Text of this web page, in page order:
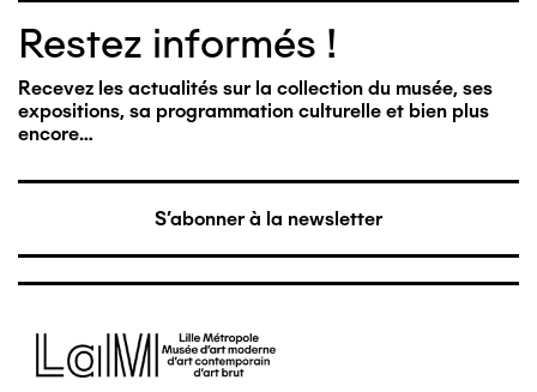
Restez informés !
Recevez les actualités sur la collection du musée, ses
expositions, sa programmation culturelle et bien plus
encore…
S'abonner à la newsletter
Image